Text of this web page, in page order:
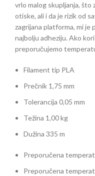
vrlo malog skupljanja, što
otiske, ali i da je rizik od
zagrijana platforma, mi
najbolju adheziju. Ako
preporučujemo
Filament tip PLA
Prečnik 1,75 mm
Tolerancija 0,05 mm
Težina 1,00 kg
Dužina 335 m
Preporučena
Preporučena